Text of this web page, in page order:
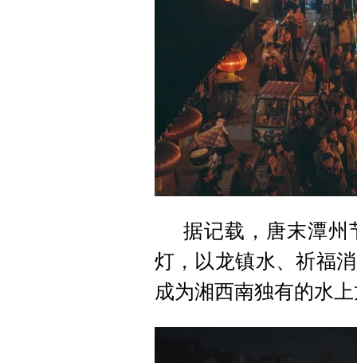
据记载，唐末潭州
灯，以龙镇水、祈福
成为湘西南独有的水